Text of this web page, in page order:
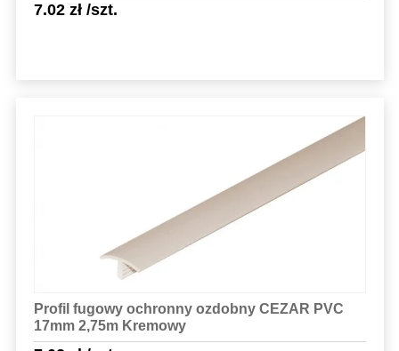
7.02 zł/szt.
Profil fugowy ochronny ozdobny CEZAR PVC
17mm 2,75m Kremowy